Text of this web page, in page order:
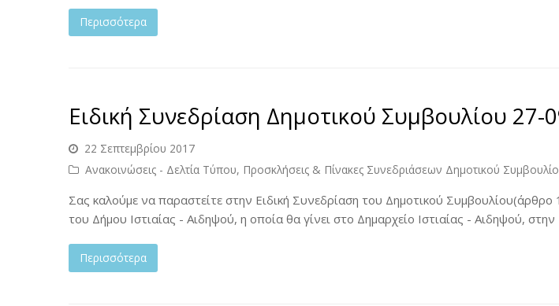
Περισσότερα
Ειδική Συνεδρίαση Δημοτικού Συμβουλίου 27-
22 Σεπτεμβρίου 2017
Ανακοινώσεις - Δελτία Τύπου, Προσκλήσεις & Πίνακες Συνεδριάσεων Δημοτικού
Σας καλούμε να παραστείτε στην Ειδική Συνεδρίαση του Δημοτικού
του Δήμου Ιστιαίας - Αιδηψού, η οποία θα γίνει στο Δημαρχείο Ιστιαίας - Αιδηψού, στην
Περισσότερα